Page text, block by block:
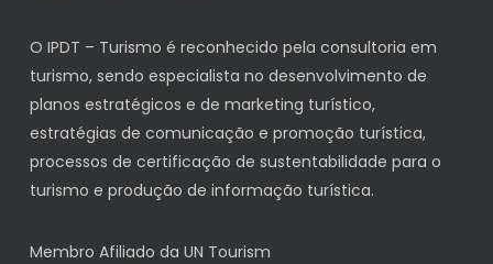
O IPDT – Turismo é reconhecido pela consultoria em
turismo, sendo especialista no desenvolvimento de
planos estratégicos e de marketing turístico,
estratégias de comunicação e promoção turística,
processos de certificação de sustentabilidade para o
turismo e produção de informação turística.
Membro Afiliado da UN Tourism